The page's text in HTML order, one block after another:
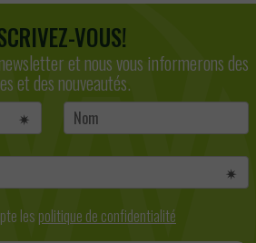
VOUS!
et nous vous informerons des
et des nouveautés.
les politique de confidentialité